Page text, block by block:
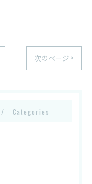
次のページ >
Categories